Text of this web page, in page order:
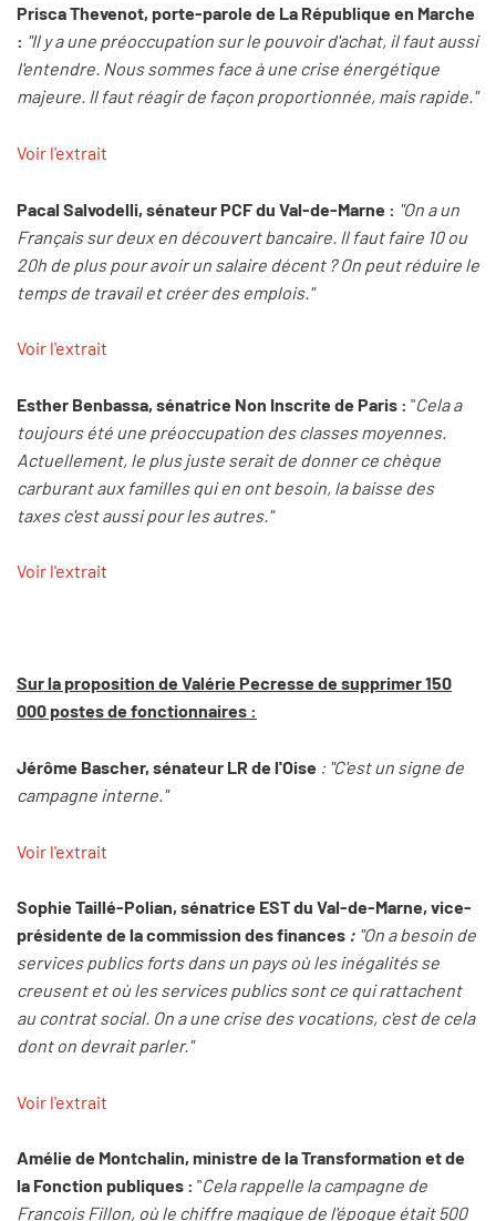
Prisca Thevenot, porte-parole de La République en Marche
: "Il y a une préoccupation sur le pouvoir d'achat, il faut aussi
l'entendre. Nous sommes face à une crise énergétique
majeure. Il faut réagir de façon proportionnée, mais rapide."
Voir l'extrait
Pacal Salvodelli, sénateur PCF du Val-de-Marne : "On a un
Français sur deux en découvert bancaire. Il faut faire 10 ou
20h de plus pour avoir un salaire décent ? On peut réduire le
temps de travail et créer des emplois."
Voir l'extrait
Esther Benbassa, sénatrice Non Inscrite de Paris : "Cela a
toujours été une préoccupation des classes moyennes.
Actuellement, le plus juste serait de donner ce chèque
carburant aux familles qui en ont besoin, la baisse des
taxes c'est aussi pour les autres."
Voir l'extrait
Sur la proposition de Valérie Pecresse de supprimer 150
000 postes de fonctionnaires :
Jérôme Bascher, sénateur LR de l'Oise : "C'est un signe de
campagne interne."
Voir l'extrait
Sophie Taillé-Polian, sénatrice EST du Val-de-Marne, vice-
présidente de la commission des finances : "On a besoin de
services publics forts dans un pays où les inégalités se
creusent et où les services publics sont ce qui rattachent
au contrat social. On a une crise des vocations, c'est de cela
dont on devrait parler."
Voir l'extrait
Amélie de Montchalin, ministre de la Transformation et de
la Fonction publiques : "Cela rappelle la campagne de
François Fillon, où le chiffre magique de l'époque était 500